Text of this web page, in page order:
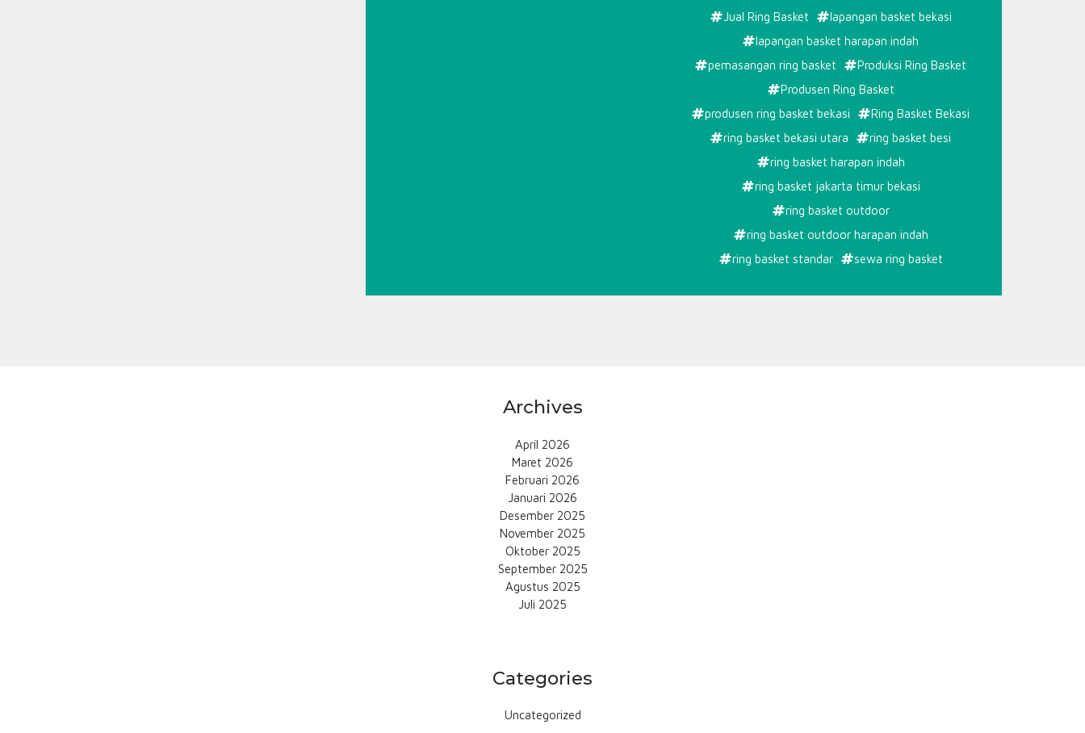
BASKET
Jual Ring Basket
lapangan basket bekasi
lapangan basket harapan indah
pemasangan ring basket
Produksi Ring Basket
Produsen Ring Basket
produsen ring basket bekasi
Ring Basket Bekasi
ring basket bekasi utara
ring basket besi
ring basket harapan indah
ring basket jakarta timur bekasi
ring basket outdoor
ring basket outdoor harapan indah
ring basket standar
sewa ring basket
Archives
April 2026
Maret 2026
Februari 2026
Januari 2026
Desember 2025
November 2025
Oktober 2025
September 2025
Agustus 2025
Juli 2025
Categories
Uncategorized